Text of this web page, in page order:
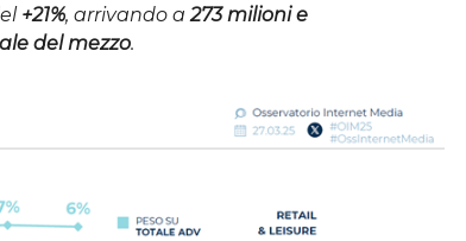
+21%, arrivando a273 milioni e
del mezzo.